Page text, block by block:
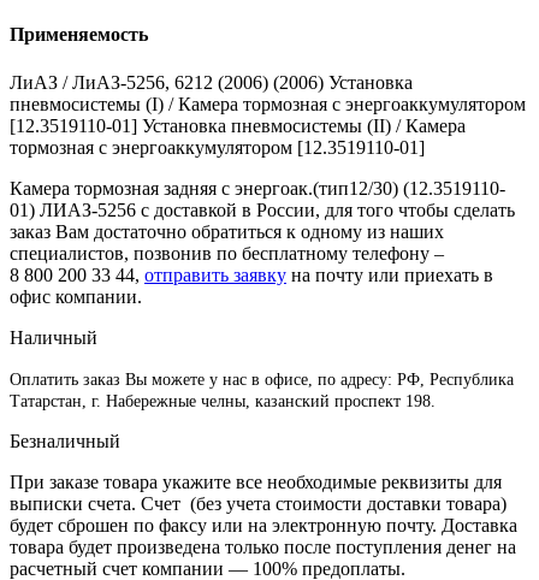
Применяемость
ЛиАЗ / ЛиАЗ-5256, 6212 (2006) (2006) Установка
пневмосистемы (I) / Камера тормозная с энергоаккумулятором
[12.3519110-01] Установка пневмосистемы (II) / Камера
тормозная с энергоаккумулятором [12.3519110-01]
Камера тормозная задняя с энергоак.(тип12/30) (12.3519110-
01) ЛИАЗ-5256 с доставкой в России, для того чтобы сделать
заказ Вам достаточно обратиться к одному из наших
специалистов, позвонив по бесплатному телефону –
8 800 200 33 44, отправить заявку на почту или приехать в
офис компании.
Наличный
Оплатить заказ Вы можете у нас в офисе, по адресу: РФ, Республика
Татарстан, г. Набережные челны, казанский проспект 198.
Безналичный
При заказе товара укажите все необходимые реквизиты для
выписки счета. Счет (без учета стоимости доставки товара)
будет сброшен по факсу или на электронную почту. Доставка
товара будет произведена только после поступления денег на
расчетный счет компании — 100% предоплаты.